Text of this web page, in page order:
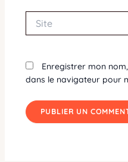
Enregistrer mon
dans le navigateur pour